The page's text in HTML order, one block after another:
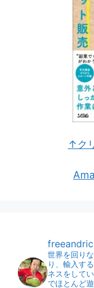
↑ク
世界を回り
り、輸入す
ネスをして
でほとんど